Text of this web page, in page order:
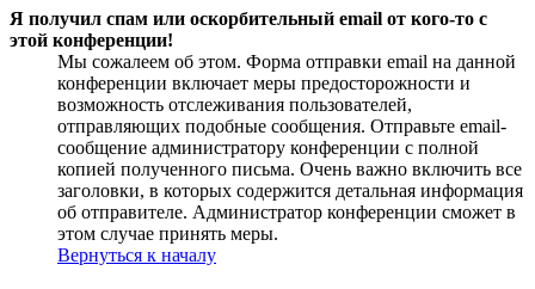
Я получил спам или оскорбительный email от кого-то с
этой конференции!
Мы сожалеем об этом. Форма отправки email на данной
конференции включает меры предосторожности и
возможность отслеживания пользователей,
отправляющих подобные сообщения. Отправьте email-
сообщение администратору конференции с полной
копией полученного письма. Очень важно включить все
заголовки, в которых содержится детальная информация
об отправителе. Администратор конференции сможет в
этом случае принять меры.
Вернуться к началу